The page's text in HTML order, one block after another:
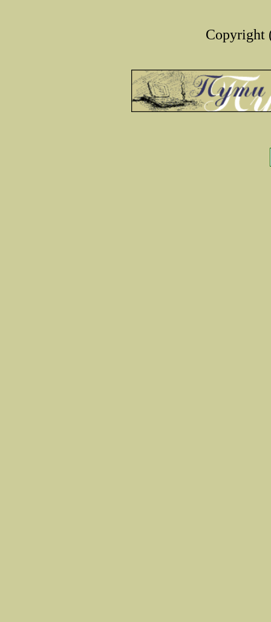
Copyright